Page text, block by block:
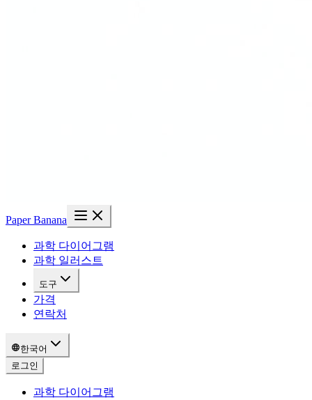
Paper Banana
과학 다이어그램
과학 일러스트
도구
가격
연락처
한국어
로그인
과학 다이어그램